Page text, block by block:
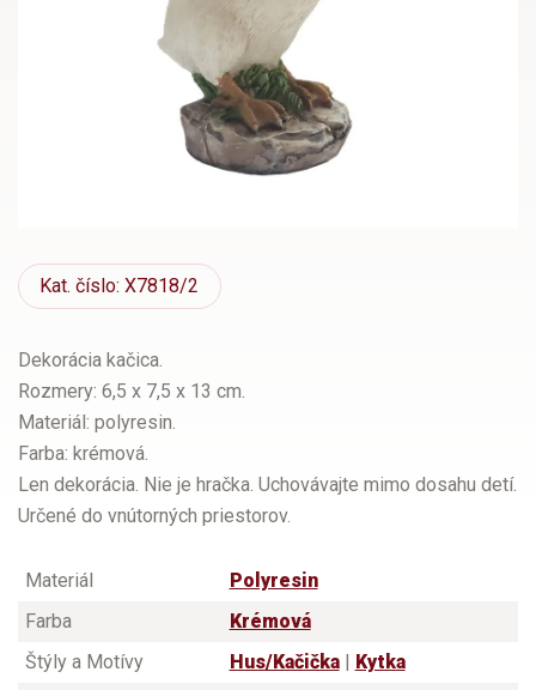
Kat. číslo: X7818/2
Dekorácia kačica.
Rozmery: 6,5 x 7,5 x 13 cm.
Materiál: polyresin.
Farba: krémová.
Len dekorácia. Nie je hračka. Uchovávajte mimo dosahu detí.
Určené do vnútorných priestorov.
Materiál
Polyresin
Farba
Krémová
Štýly a Motívy
Hus/Kačička|
Kytka